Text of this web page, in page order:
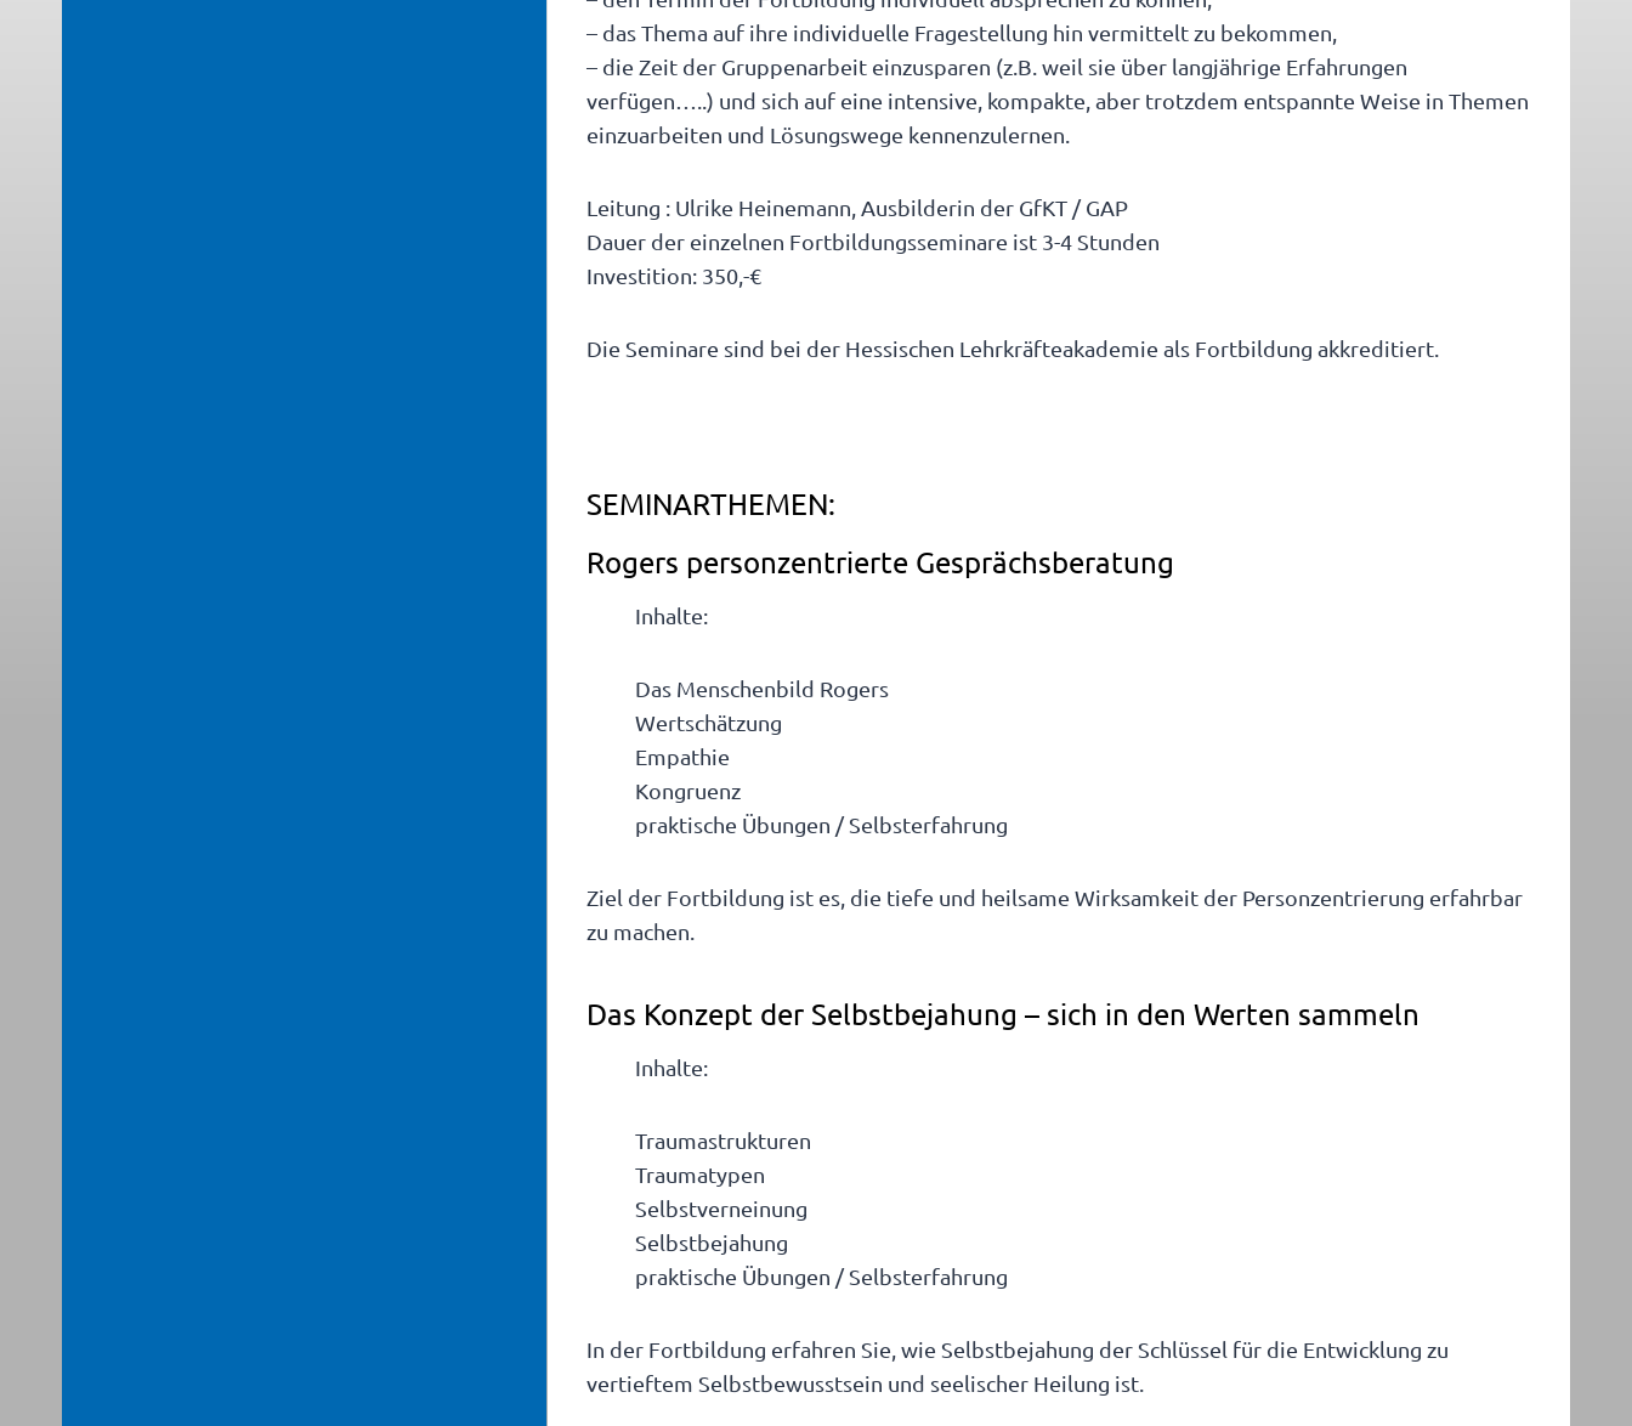
– das Thema auf ihre individuelle Fragestellung hin vermittelt zu bekommen,
– die Zeit der Gruppenarbeit einzusparen (z.B. weil sie über langjährige Erfahrungen
verfügen…..) und sich auf eine intensive, kompakte, aber trotzdem entspannte Weise in Themen
einzuarbeiten und Lösungswege kennenzulernen.
Leitung : Ulrike Heinemann, Ausbilderin der GfKT / GAP
Dauer der einzelnen Fortbildungsseminare ist 3-4 Stunden
Investition: 350,-€
Die Seminare sind bei der Hessischen Lehrkräfteakademie als Fortbildung akkreditiert.
SEMINARTHEMEN:
Rogers personzentrierte Gesprächsberatung
Inhalte:
Das Menschenbild Rogers
Wertschätzung
Empathie
Kongruenz
praktische Übungen / Selbsterfahrung
Ziel der Fortbildung ist es, die tiefe und heilsame Wirksamkeit der Personzentrierung erfahrbar
zu machen.
Das Konzept der Selbstbejahung – sich in den Werten sammeln
Inhalte:
Traumastrukturen
Traumatypen
Selbstverneinung
Selbstbejahung
praktische Übungen / Selbsterfahrung
In der Fortbildung erfahren Sie, wie Selbstbejahung der Schlüssel für die Entwicklung zu
vertieftem Selbstbewusstsein und seelischer Heilung ist.